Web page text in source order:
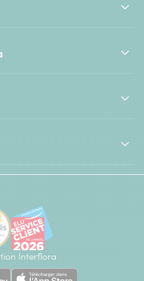
Interflora